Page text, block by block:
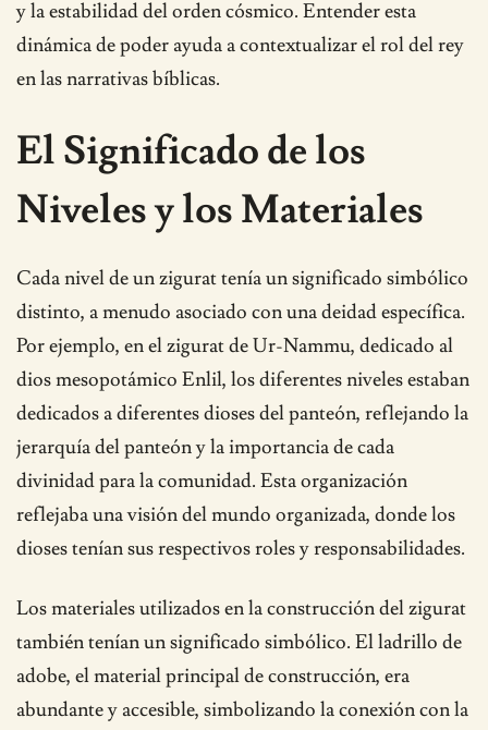
y la estabilidad del orden cósmico. Entender esta
dinámica de poder ayuda a contextualizar el rol del rey
en las narrativas bíblicas.
El Significado de los
Niveles y los Materiales
Cada nivel de un zigurat tenía un significado simbólico
distinto, a menudo asociado con una deidad específica.
Por ejemplo, en el zigurat de Ur-Nammu, dedicado al
dios mesopotámico Enlil, los diferentes niveles estaban
dedicados a diferentes dioses del panteón, reflejando la
jerarquía del panteón y la importancia de cada
divinidad para la comunidad. Esta organización
reflejaba una visión del mundo organizada, donde los
dioses tenían sus respectivos roles y responsabilidades.
Los materiales utilizados en la construcción del zigurat
también tenían un significado simbólico. El ladrillo de
adobe, el material principal de construcción, era
abundante y accesible, simbolizando la conexión con la